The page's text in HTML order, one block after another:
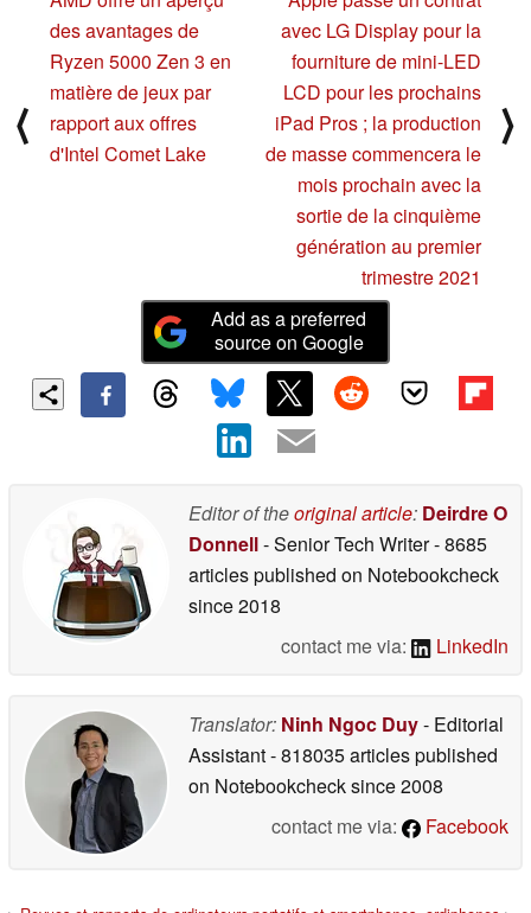
⟨
des avantages de
Ryzen 5000 Zen 3 en
matière de jeux par
rapport aux offres
d'Intel Comet Lake
avec LG Display pour la
fourniture de mini-LED
LCD pour les prochains
iPad Pros ; la production
de masse commencera le
mois prochain avec la
sortie de la cinquième
génération au premier
trimestre 2021
⟩
Add as a preferred
source on Google
Editor of theoriginal article: Deirdre O
Donnell- Senior Tech Writer- 8685
articles published on Notebookcheck
since 2018
contact me via:
LinkedIn
Translator: Ninh Ngoc Duy- Editorial
Assistant- 818035 articles published
on Notebookchecksince 2008
contact me via:
Facebook